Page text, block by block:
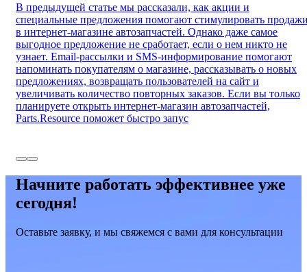
В предыдущей статье мы рассказали, как акции и
специальные предложения помогают стимулировать
в интернет-магазине автозапчастей. Однако даже самое
выгодное предложение не сработает, если о нем никто не
узнает. Email-рассылки и SMS-информирование помогают
напоминать покупателям о магазине, рассказывать о новых
предложениях, возвращать пользователей на сайт и
увеличивать количество повторных заказов. Если вы только
планируете открыть интернет-магазин автозапчастей,
Parts.Resource поможет быстро запус
Начните работать эффективнее уже
сегодня!
Оставьте заявку, и мы свяжемся с вами для консультации